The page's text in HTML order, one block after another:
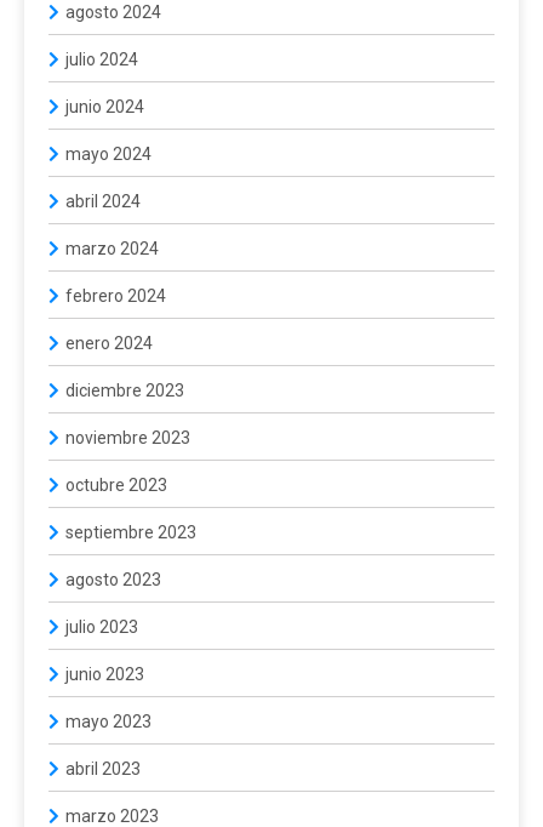
agosto 2024
julio 2024
junio 2024
mayo 2024
abril 2024
marzo 2024
febrero 2024
enero 2024
diciembre 2023
noviembre 2023
octubre 2023
septiembre 2023
agosto 2023
julio 2023
junio 2023
mayo 2023
abril 2023
marzo 2023